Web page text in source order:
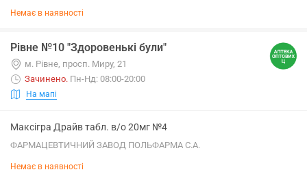
Немає в наявності
Рівне №10 "Здоровенькі були"
м. Рівне, просп. Миру, 21
Зачинено. Пн-Нд: 08:00-20:00
На мапі
Максігра Драйв табл. в/о 20мг №4
ФАРМАЦЕВТИЧНИЙ ЗАВОД ПОЛЬФАРМА С.А.
Немає в наявності